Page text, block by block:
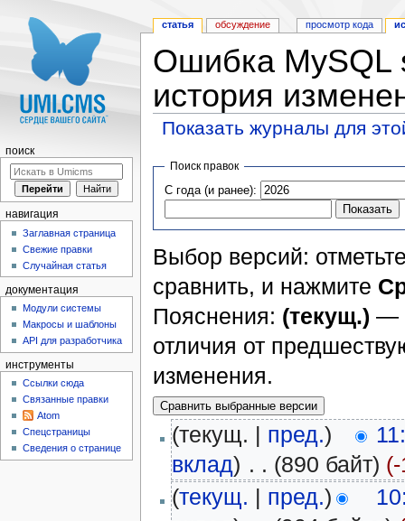
Ошибка MySQL
история
Показать журналы для
Поиск правок
С года (и ранее):
Выбор версий:
сравнить, и нажмите
Пояснения: (текущ.) —
отличия от
изменения.
(текущ. | пред.)
вклад) . . (890 байт)
(текущ. | пред.)
статья обсуждение просмотр кода
поиск
навигация
Заглавная страница
Свежие правки
Случайная статья
документация
Модули системы
Макросы и шаблоны
API для разработчика
инструменты
Ссылки сюда
Связанные правки
Atom
Спецстраницы
Сведения о странице